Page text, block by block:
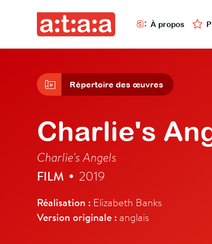
À propos
Répertoire des œuvres
Charlie's
Charlie's Angels
FILM • 2019
Réalisation : Elizabeth Banks
Version originale : anglais